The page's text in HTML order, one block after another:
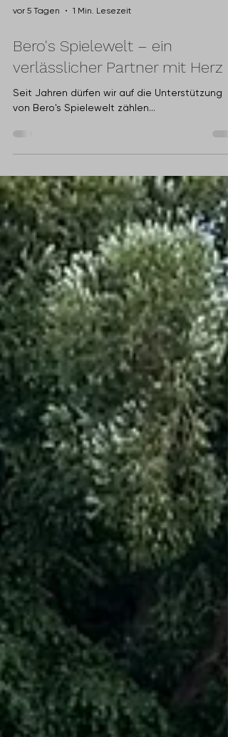
vor 5 Tagen 1 Min. Lesezeit
Bero's Spielewelt – ein
verlässlicher Partner mit Herz
Seit Jahren dürfen wir auf die Unterstützung